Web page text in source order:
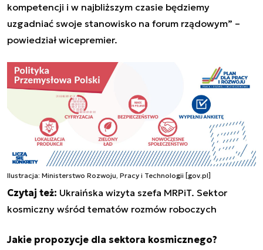
kompetencji i w najbliższym czasie będziemy
uzgadniać swoje stanowisko na forum rządowym” –
powiedział wicepremier.
Ilustracja: Ministerstwo Rozwoju, Pracy i Technologii [gov.pl]
Czytaj też: Ukraińska wizyta szefa MRPiT. Sektor
kosmiczny wśród tematów rozmów roboczych
Jakie propozycje dla sektora kosmicznego?